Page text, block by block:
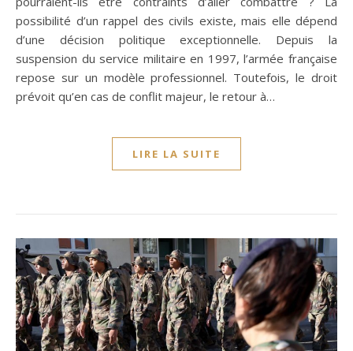
possibilité d’un rappel des civils existe, mais elle dépend
d’une décision politique exceptionnelle. Depuis la
suspension du service militaire en 1997, l’armée française
repose sur un modèle professionnel. Toutefois, le droit
prévoit qu’en cas de conflit majeur, le retour à…
LIRE LA SUITE